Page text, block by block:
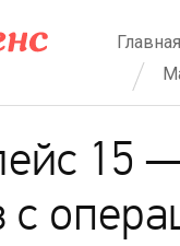
Главная
15
с